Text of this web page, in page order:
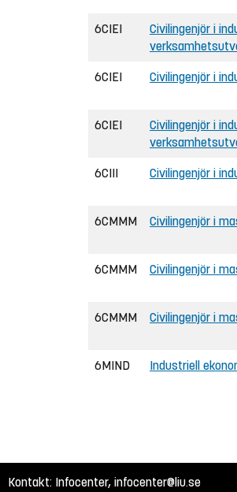
6CIEI
Civilingenjör i
6CIEI Civilingenjör i
6CIEI
Civilingenjör i
6CIII Civilingenjör i
6CMMM Civilingenjör i
6CMMM Civilingenjör i
6CMMM Civilingenjör i
6MIND Industriell
Kontakt: Infocenter, infocenter@liu.se